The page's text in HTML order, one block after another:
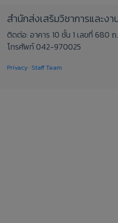
สำนักส่งเสริมวิชาการและง
ติดต่อ: อาคาร 10 ชั้น 1 เลขที่ 680
โทรศัพท์ 042-970025
Privacy· Staff Team